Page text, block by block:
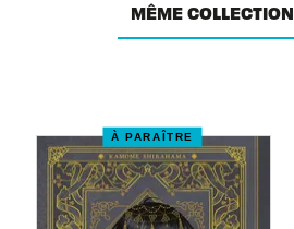
MÊME COLLECTION
À PARAÎTRE